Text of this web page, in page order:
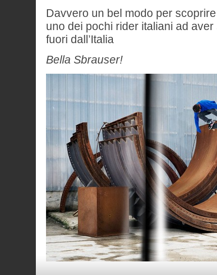
Davvero un bel modo per
uno dei pochi rider italiani ad
fuori dall’Italia
Bella Sbrauser!